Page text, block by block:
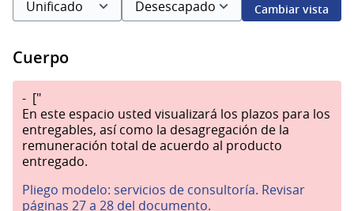
Cambiar vista
Cuerpo
- ["
En este espacio usted visualizará los plazos para los
entregables, así como la desagregación de la
remuneración total de acuerdo al producto
entregado.
Pliego modelo: servicios de consultoría. Revisar
páginas 27 a 28 del documento.